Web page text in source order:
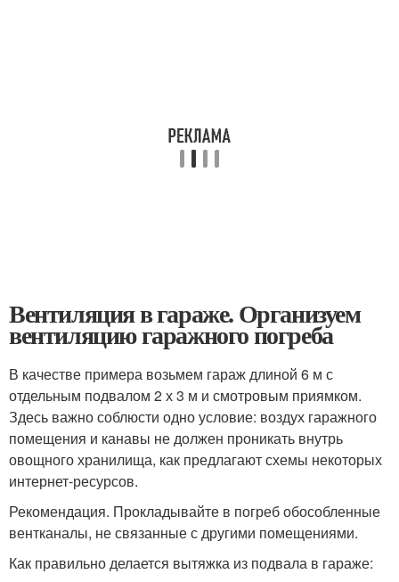
Вентиляция в гараже. Организуем
вентиляцию гаражного погреба
В качестве примера возьмем гараж длиной 6 м с
отдельным подвалом 2 х 3 м и смотровым приямком.
Здесь важно соблюсти одно условие: воздух гаражного
помещения и канавы не должен проникать внутрь
овощного хранилища, как предлагают схемы некоторых
интернет-ресурсов.
Рекомендация. Прокладывайте в погреб обособленные
вентканалы, не связанные с другими помещениями.
Как правильно делается вытяжка из подвала в гараже: